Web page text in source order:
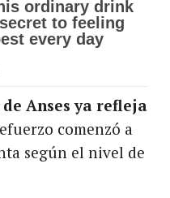
Anses ya refleja
comenzó a
según el nivel de